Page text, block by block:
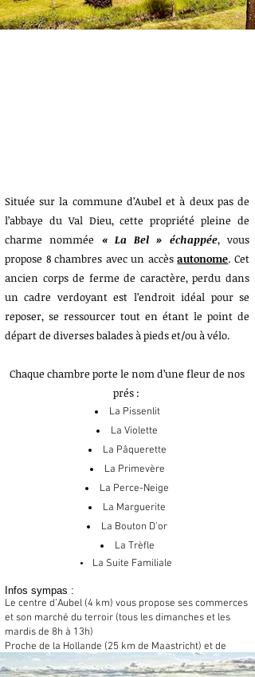
Située sur la commune d’Aubel et à deux pas de
l’abbaye du Val Dieu, cette propriété pleine de
charme nommée « La Bel » échappée, vous
propose 8 chambres avec un accèsautonome. Cet
ancien corps de ferme de caractère, perdu dans
un cadre verdoyant est l’endroit idéal pour se
reposer, se ressourcer tout en étant le point de
départ de diverses balades à pieds et/ou à vélo.
Chaque chambre porte le nom d’une fleur de nos
prés :
La Pissenlit
La Violette
La Pâquerette
La Primevère
La Perce-Neige
La Marguerite
La Bouton D'or
La Trèfle
La Suite Familiale
Infos sympas :
Le centre d’Aubel (4 km) vous propose ses commerces
et son marché du terroir (tous les dimanches et les
mardis de 8h à 13h)
Proche de la Hollande (25 km de Maastricht) et de
l’Allemagne (30 km de Aix la Chapelle).
​